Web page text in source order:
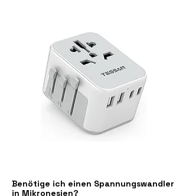
Benötige ich einen Spannungswandler
in Mikronesien?